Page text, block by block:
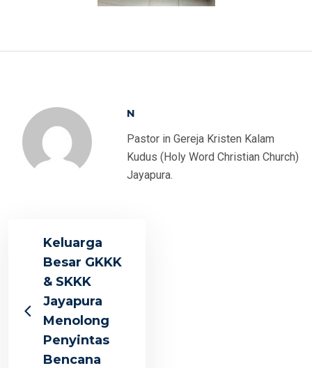
N
Pastor in Gereja Kristen Kalam
Kudus (Holy Word Christian Church)
Jayapura.
Keluarga
Besar GKKK
& SKKK
Jayapura
Menolong
Penyintas
Bencana